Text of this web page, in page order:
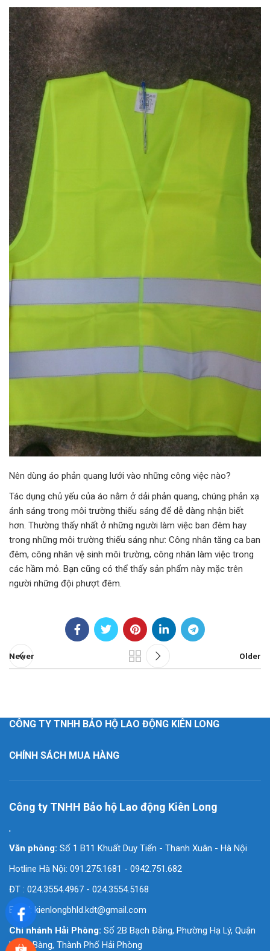
Nên dùng áo phản quang lưới vào những công việc nào?
Tác dụng chủ yếu của áo nằm ở dải phản quang, chúng phản xạ
ánh sáng trong môi trường thiếu sáng để dễ dàng nhận biết
hơn. Thường thấy nhất ở những người làm việc ban đêm hay
trong những môi trường thiếu sáng như: Công nhân tăng ca ban
đêm, công nhân vệ sinh môi trường, công nhân làm việc trong
các hầm mỏ. Bạn cũng có thể thấy sản phẩm này mặc trên
người những đội phượt đêm.
Newer Older
CÔNG TY TNHH BẢO HỘ LAO ĐỘNG KIÊN LONG
CHÍNH SÁCH MUA HÀNG
Công ty TNHH Bảo hộ Lao động Kiên Long
'
Văn phòng: Số 1 B11 Khuất Duy Tiến - Thanh Xuân - Hà Nội
Hotline Hà Nội: 091.275.1681 - 0942.751.682
ĐT : 024.3554.4967 - 024.3554.5168
Email: kienlongbhld.kdt@gmail.com
Chi nhánh Hải Phòng: Số 2B Bạch Đằng, Phường Hạ Lý, Quận
Hồng Bàng, Thành Phố Hải Phòng